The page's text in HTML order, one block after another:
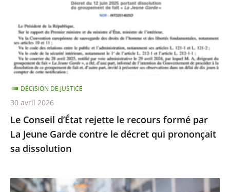
formé
par
La
Jeune
Garde
contre
le
décret
qui
sa
Le Conseil d’État rejette le recours formé par
La Jeune Garde contre le décret qui prononçait
sa dissolution
DÉCISION DE JUSTICE
30 avril 2026
Identification